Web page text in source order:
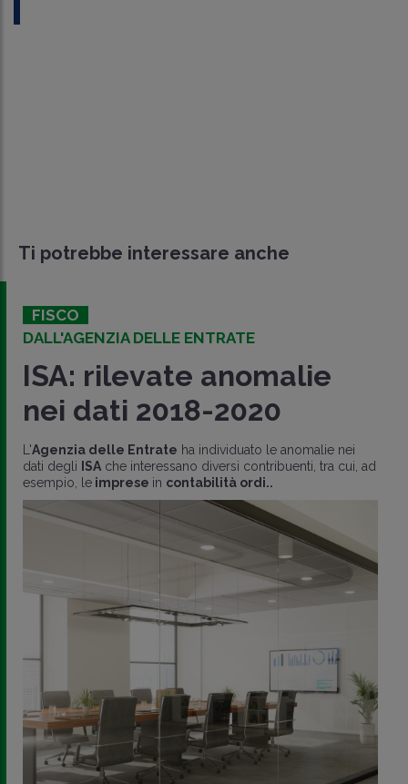
Ti potrebbe interessare anche
FISCO
DALL'AGENZIA DELLE ENTRATE
ISA: rilevate anomalie
nei dati 2018-2020
L'Agenzia delle Entrate ha individuato le anomalie nei
dati degli
ISA che interessano diversi contribuenti, tra cui, ad
esempio, le imprese in contabilità ordi..